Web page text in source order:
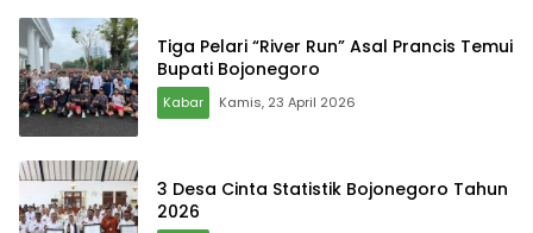
Tiga Pelari “River Run” Asal Prancis Temui
Bupati Bojonegoro
Kabar Kamis, 23 April 2026
3 Desa Cinta Statistik Bojonegoro Tahun
2026